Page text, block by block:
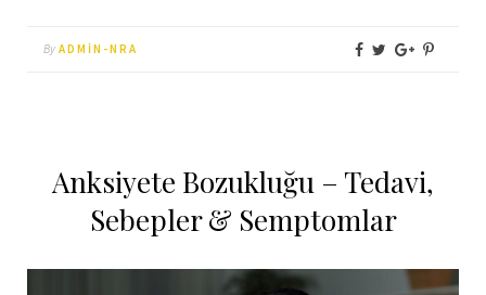
By ADMIN-NRA
Anksiyete Bozukluğu – Tedavi,
Sebepler & Semptomlar